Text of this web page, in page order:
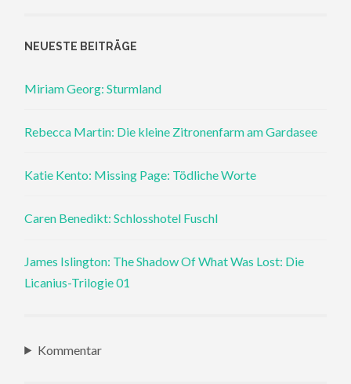
NEUESTE BEITRÄGE
Miriam Georg: Sturmland
Rebecca Martin: Die kleine Zitronenfarm am Gardasee
Katie Kento: Missing Page: Tödliche Worte
Caren Benedikt: Schlosshotel Fuschl
James Islington: The Shadow Of What Was Lost: Die
Licanius-Trilogie 01
Kommentar